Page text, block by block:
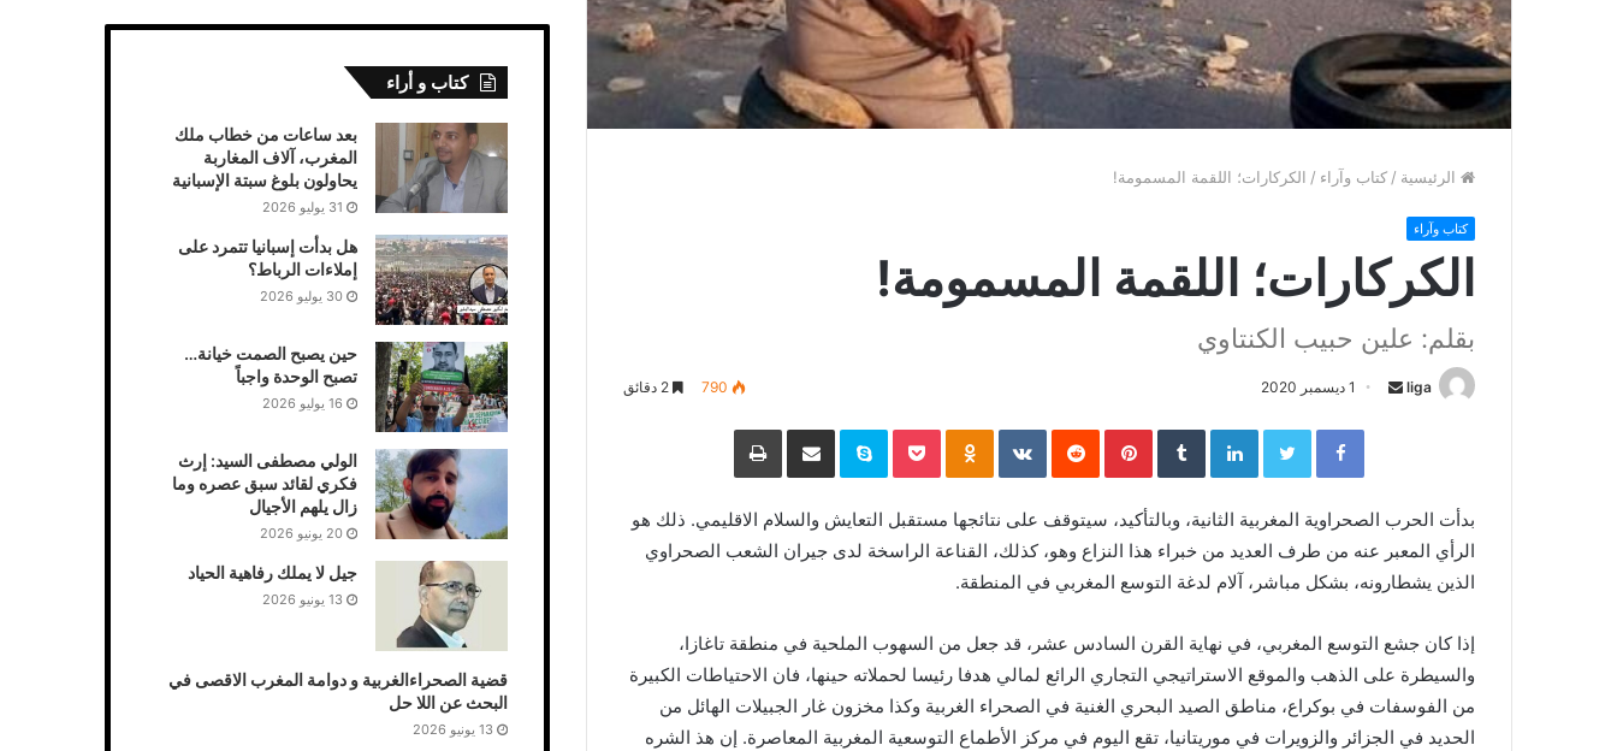
الرئيسية / كتاب وآراء / الكركارات؛ اللقمة المسمومة!
كتاب وآراء
الكركارات؛ اللقمة المسمومة!
بقلم: علين حبيب الكنتاوي
liga
n
e
m
i
l
1 ديسمبر 2020 790
Facebook
Twitter
LinkedIn
‏Tumblr
Pinterest
‏Reddit
‏VKontakte
Pocket
Skype مشاركة عبر البريد
بدأت الحرب الصحراوية المغربية الثانية، وبالتأكيد، سيتوقف على نتائجها مستقبل التعايش والسلام الاقليمي. ذلك هو
الرأي المعبر عنه من طرف العديد من خبراء هذا النزاع وهو، كذلك، القناعة الراسخة لدى جيران الشعب الصحراوي
الذين يشطارونه، بشكل مباشر، آلام لدغة التوسع المغربي في المنطقة.
إذا كان جشع التوسع المغربي، في نهاية القرن السادس عشر، قد جعل من السهوب الملحية في منطقة تاغازا،
والسيطرة على الذهب والموقع الاستراتيجي التجاري الرائع لمالي هدفا رئيسا لحملاته حينها، فان الاحتياطات الكبيرة
من الفوسفات في بوكراع، مناطق الصيد البحري الغنية في الصحراء الغربية وكذا مخزون غار الجبيلات الهائل من
الحديد في الجزائر والزويرات في موريتانيا، تقع اليوم في مركز الأطماع التوسعية المغربية المعاصرة. إن هذ الشره
كتاب و أراء
بعد ساعات من خطاب ملك
المغرب، آلاف المغاربة
يحاولون بلوغ سبتة الإسبانية
31 يوليو 2026
هل بدأت إسبانيا تتمرد على
إملاءات الرباط؟
30 يوليو 2026
حين يصبح الصمت خيانة…
تصبح الوحدة واجباً
16 يوليو 2026
الولي مصطفى السيد: إرث
فكري لقائد سبق عصره وما
زال يلهم الأجيال
20 يونيو 2026
جيل لا يملك رفاهية الحياد
13 يونيو 2026
قضية الصحراءالغربية و دوامة المغرب الاقصى في
البحث عن اللا حل
13 يونيو 2026